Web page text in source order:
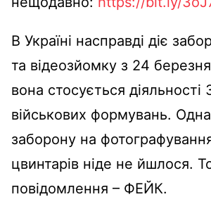
В Україні насправді діє
та відеозйомку з 24
вона стосується
військових формувань.
заборону на
цвинтарів ніде не йшлося.
повідомлення – ФЕЙК.